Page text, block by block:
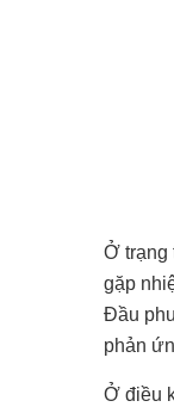
Ở trạng
gặp
Đầu
phản
Ở điều